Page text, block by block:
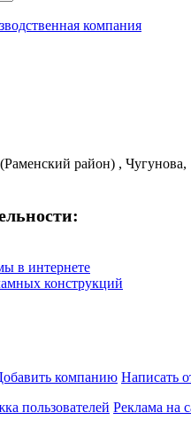
компания
район) , Чугунова,
в интернете
конструкций
компанию Написать
пользователей Реклама на